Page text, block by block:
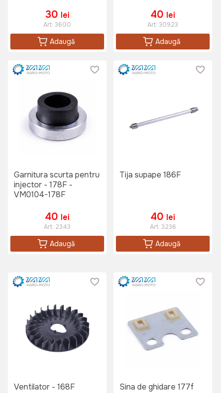
30 lei
Art: 3600
Adaugă
40 lei
Art: 30923
Adaugă
Garnitura scurta pentru
injector - 178F -
VM0104-178F
40 lei
Art: 2343
Adaugă
Tija supape 186F
40 lei
Art: 3236
Adaugă
Ventilator - 168F Sina de ghidare 177f